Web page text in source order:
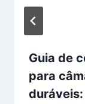
Guia de
para